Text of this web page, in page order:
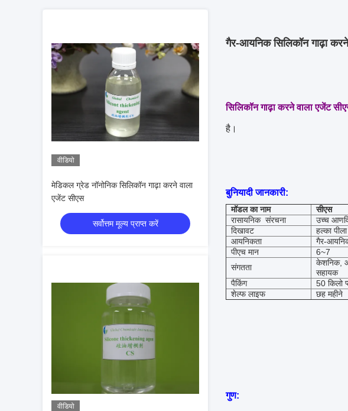
वीडियो
मेडिकल ग्रेड नॉनोनिक सिलिकॉन गाढ़ा करने वाला
एजेंट सीएस
सर्वोत्तम मूल्य प्राप्त करें
वीडियो
गैर-आयनिक सिलिकॉन गाढ़ा
सिलिकॉन गाढ़ा करने वाला एजेंट
है।
बुनियादी जानकारी:
मॉडल का नाम
सीएस
रासायनिक संरचना
उच्च
दिखावट
हल्का
आयनिकता
गैर-
पीएच मान
6~7
संगतता
केशनिक,
सहायक
पैकिंग
50 किलो
शेल्फ लाइफ
छह महीने
गुण: